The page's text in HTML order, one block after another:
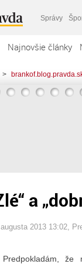
Správy
Najnovšie články
>
a
2013 13:02 ,
Predpokladám,